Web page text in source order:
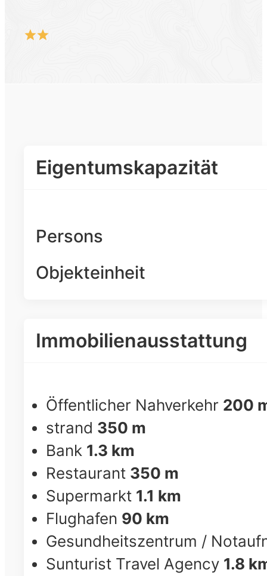
Eigentumskapazität
Persons
Objekteinheit
Immobilienausstattung
Öffentlicher Nahverkehr 200
strand 350 m
Bank 1.3 km
Restaurant 350 m
Supermarkt 1.1 km
Flughafen 90 km
Gesundheitszentrum /
Sunturist Travel Agency 1.8